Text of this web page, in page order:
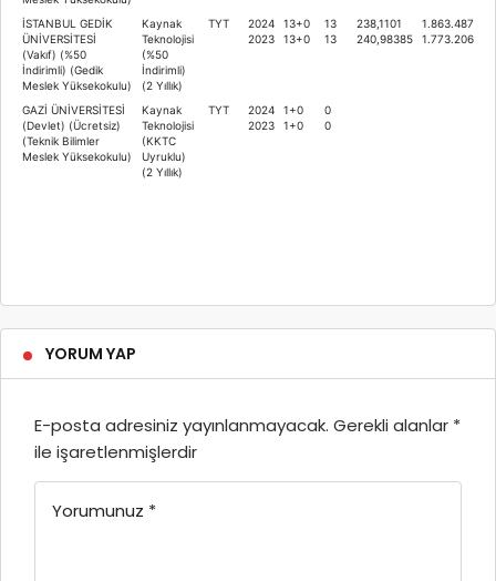
İSTANBUL GEDİK
ÜNİVERSİTESİ
(Vakıf) (%50
İndirimli) (Gedik
Meslek Yüksekokulu)
Kaynak
Teknolojisi
(%50
İndirimli)
(2 Yıllık)
TYT
2024
2023
13+0
13+0
13
13
238,1101
240,98385
1.863.487
1.773.206
GAZİ ÜNİVERSİTESİ
(Devlet) (Ücretsiz)
(Teknik Bilimler
Meslek Yüksekokulu)
Kaynak
Teknolojisi
(KKTC
Uyruklu)
(2 Yıllık)
TYT
2024
2023
1+0
1+0
0
0
YORUM YAP
E-posta adresiniz yayınlanmayacak. Gerekli alanlar *
ile işaretlenmişlerdir
Yorumunuz *